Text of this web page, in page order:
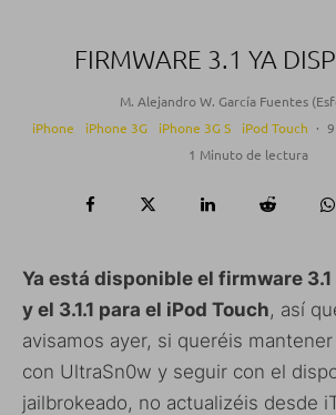
FIRMWARE 3.1 YA
M. Alejandro W. García Fuentes
iPhone
iPhone 3G iPhone 3G S iPod Touch ·
1 Minuto de lectura
Ya está disponible el firmware
y el 3.1.1 para el iPod Touch, así
avisamos ayer, si queréis
con UltraSn0w y seguir con el
jailbrokeado, no actualizéis desde